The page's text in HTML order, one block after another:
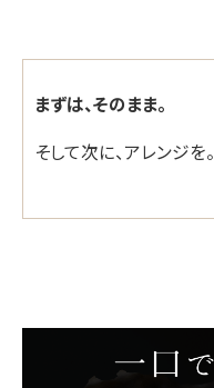
まずは、そのまま。
そして次に、アレンジを。